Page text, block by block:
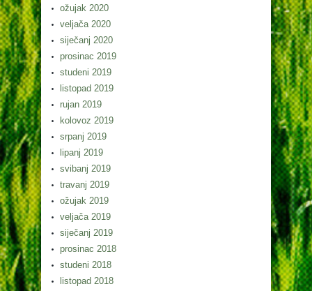
ožujak 2020
veljača 2020
siječanj 2020
prosinac 2019
studeni 2019
listopad 2019
rujan 2019
kolovoz 2019
srpanj 2019
lipanj 2019
svibanj 2019
travanj 2019
ožujak 2019
veljača 2019
siječanj 2019
prosinac 2018
studeni 2018
listopad 2018